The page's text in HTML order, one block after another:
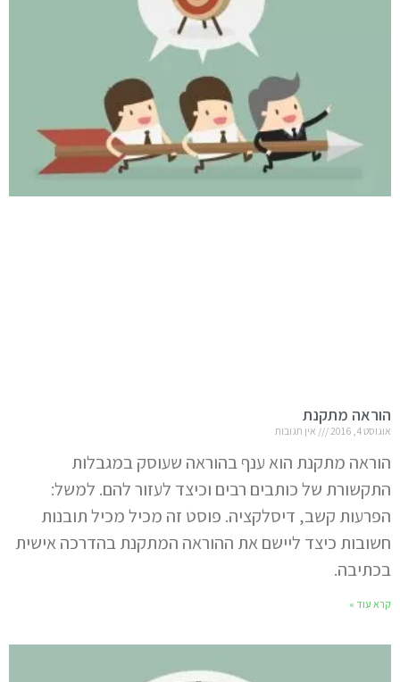
הוראה מתקנת
אוגוסט 4, 2016 אין תגובות
הוראה מתקנת הוא ענף בהוראה שעוסק במגבלות
התקשורת של כותבים רבים וכיצד לעזור להם. למשל:
הפרעות קשב, דיסלקציה. פוסט זה מכיל מכיל תובנות
חשובות כיצד ליישם את ההוראה המתקנת בהדרכה אישית
בכתיבה.
קרא עוד »